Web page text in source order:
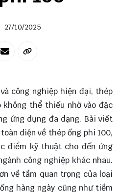
27/10/2025
công nghiệp hiện đại, thép
thể thiếu nhờ vào đặc
ứng dụng đa dạng. Bài viết
diện về thép ống phi 100,
điểm kỹ thuật cho đến ứng
công nghiệp khác nhau.
về tầm quan trọng của loại
hàng ngày cũng như tiềm